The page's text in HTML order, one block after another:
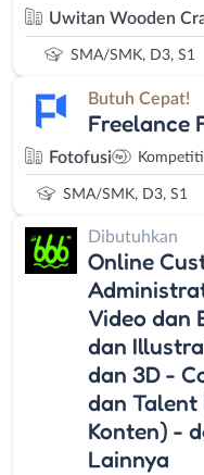
Uwitan Wooden
SMA/SMK, D3, S1
Butuh Cepat!
Freelance
Fotofusi
SMA/SMK, D3, S1
Dibutuhkan
Online
Video dan
dan
dan 3D -
dan
Konten) -
Lainnya